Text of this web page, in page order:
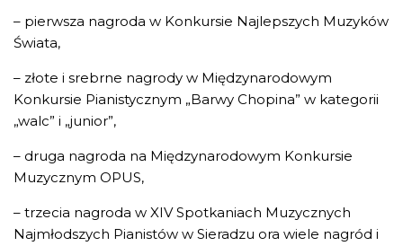
– pierwsza nagroda w Konkursie Najlepszych Muzyków
Świata,
– złote i srebrne nagrody w Międzynarodowym
Konkursie Pianistycznym „Barwy Chopina” w kategorii
„walc” i „junior”,
– druga nagroda na Międzynarodowym Konkursie
Muzycznym OPUS,
– trzecia nagroda w XIV Spotkaniach Muzycznych
Najmłodszych Pianistów w Sieradzu ora wiele nagród i